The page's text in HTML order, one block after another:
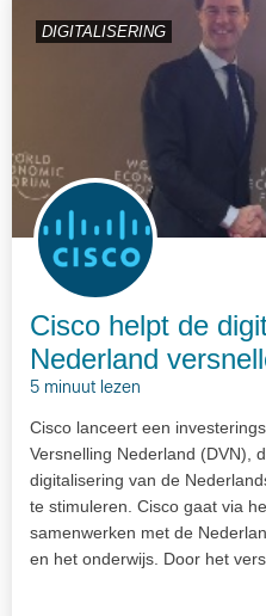
verder bezuinigen en niet
gekeerd worden – allereerst
DIGITALISERING
Cisco helpt de
Nederland
5 minuut lezen
Cisco lanceert een
Versnelling Nederland (DVN),
digitalisering van de
te stimuleren. Cisco gaat via
samenwerken met de
en het onderwijs. Door het